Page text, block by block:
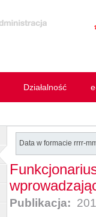
Działalność
Data w formacie rrrr-
Publikacja: